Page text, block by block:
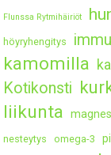
Flunssa Rytmihäiriöt
höyryhengitys
kamomilla
Kotikonsti
liikunta
nesteytys omega-3